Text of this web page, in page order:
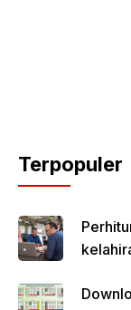
Terpopuler